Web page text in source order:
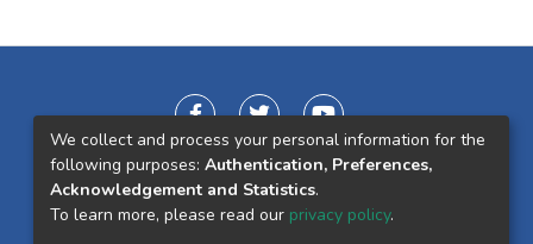
We collect and process your personal information for the
following purposes: Authentication, Preferences,
Acknowledgement and Statistics.
To learn more, please read our privacy policy.